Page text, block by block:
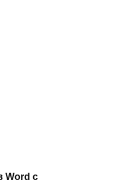
Word с